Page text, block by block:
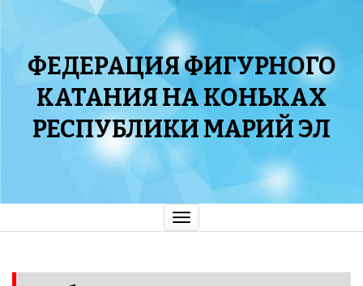
ФЕДЕРАЦИЯ ФИГУРНОГО
КАТАНИЯ НА КОНЬКАХ
РЕСПУБЛИКИ МАРИЙ ЭЛ
Показать/
Скрыть